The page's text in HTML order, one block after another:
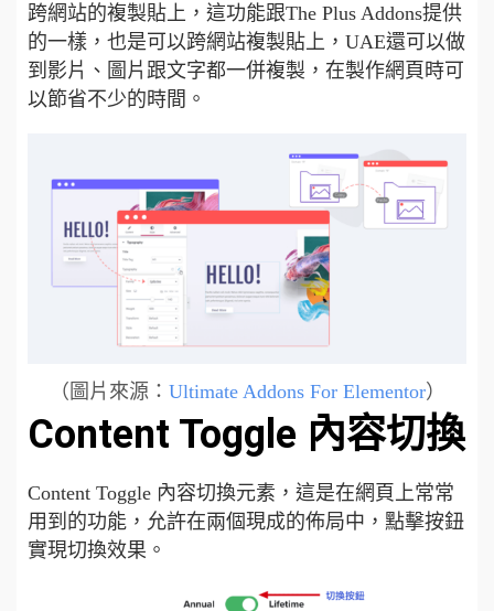
跨網站的複製貼上，這功能跟The Plus Addons提供
的一樣，也是可以跨網站複製貼上，UAE還可以做
到影片、圖片跟文字都一併複製，在製作網頁時可
以節省不少的時間。
（圖片來源： Ultimate Addons For Elementor）
Content Toggle 內容切換
Content Toggle 內容切換元素，這是在網頁上常常
用到的功能，允許在兩個現成的佈局中，點擊按鈕
實現切換效果。